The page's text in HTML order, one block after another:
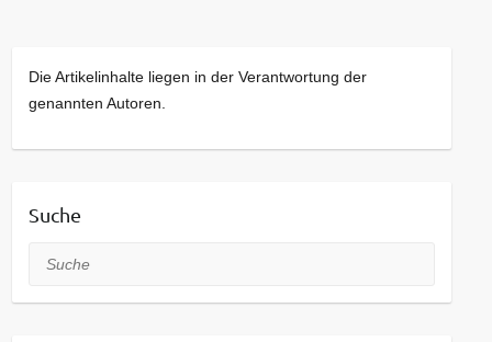
Die Artikelinhalte liegen in der Verantwortung der
genannten Autoren.
Suche
Suche